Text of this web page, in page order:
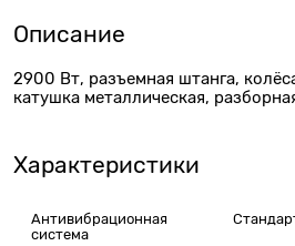
Описание
2900 Вт, разъемная штанга,
катушка металлическая,
Характеристики
Антивибрационная
система